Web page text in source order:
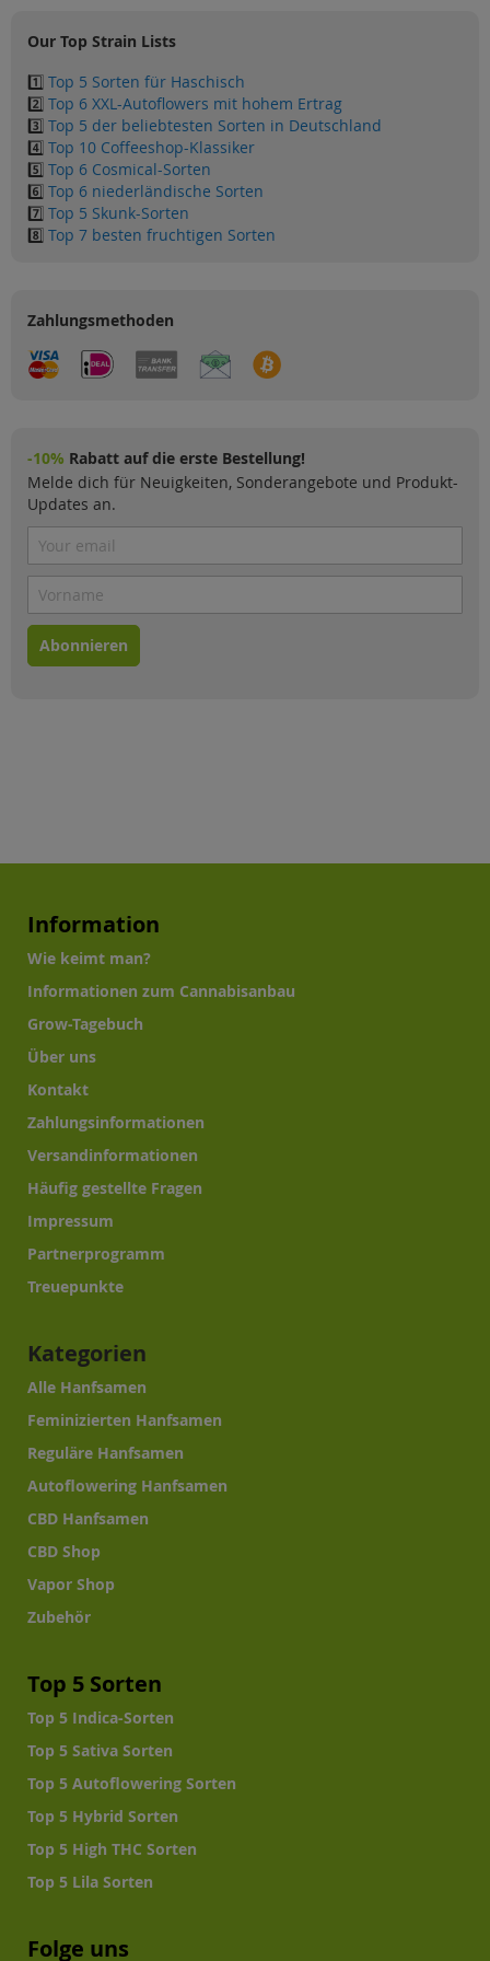
Our Top Strain Lists
1️⃣ Top 5 Sorten für Haschisch
2️⃣ Top 6 XXL-Autoflowers mit hohem Ertrag
3️⃣ Top 5 der beliebtesten Sorten in Deutschland
4️⃣ Top 10 Coffeeshop-Klassiker
5️⃣ Top 6 Cosmical-Sorten
6️⃣ Top 6 niederländische Sorten
7️⃣ Top 5 Skunk-Sorten
8️⃣ Top 7 besten fruchtigen Sorten
Zahlungsmethoden
-10% Rabatt auf die erste Bestellung!
Melde dich für Neuigkeiten, Sonderangebote und Produkt-
Updates an.
Abonnieren
Information
Wie keimt man?
Informationen zum Cannabisanbau
Grow-Tagebuch
Über uns
Kontakt
Zahlungsinformationen
Versandinformationen
Häufig gestellte Fragen
Impressum
Partnerprogramm
Treuepunkte
Kategorien
Alle Hanfsamen
Feminizierten Hanfsamen
Reguläre Hanfsamen
Autoflowering Hanfsamen
CBD Hanfsamen
CBD Shop
Vapor Shop
Zubehör
Top 5 Sorten
Top 5 Indica-Sorten
Top 5 Sativa Sorten
Top 5 Autoflowering Sorten
Top 5 Hybrid Sorten
Top 5 High THC Sorten
Top 5 Lila Sorten
Folge uns